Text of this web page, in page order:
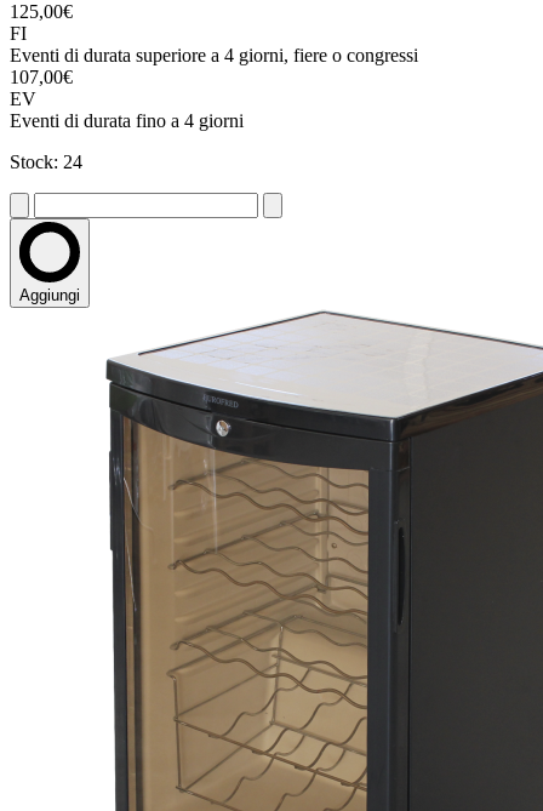
125,00€
FI
Eventi di durata superiore a 4 giorni, fiere o congressi
107,00€
EV
Eventi di durata fino a 4 giorni
Stock: 24
Aggiungi